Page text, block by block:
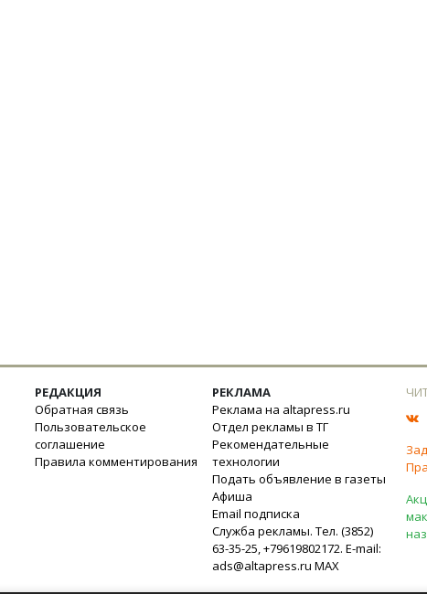
РЕДАКЦИЯ
Обратная связь
Пользовательское
соглашение
Правила комментирования
РЕКЛАМА
Реклама на altapress.ru
Отдел рекламы в ТГ
Рекомендательные
технологии
Подать объявление в газеты
Афиша
Email подписка
Служба рекламы. Тел. (3852)
63-35-25, +79619802172. E-mail:
ads@altapress.ru MAX